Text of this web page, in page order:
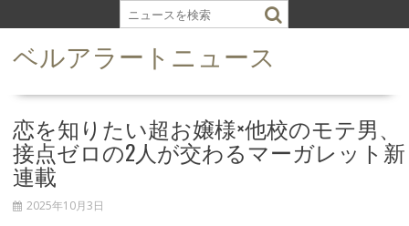
k
ベルアラートニュース
恋を知りたい超お嬢様×他校のモテ男、
接点ゼロの2人が交わるマーガレット新
連載
2025年10月3日